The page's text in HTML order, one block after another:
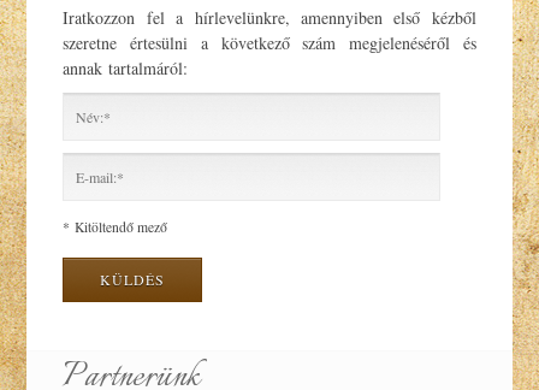
Iratkozzon fel a hírlevelünkre, amennyiben első kézből
szeretne értesülni a következő szám megjelenéséről és
annak tartalmáról:
* Kitöltendő mező
Partnerünk